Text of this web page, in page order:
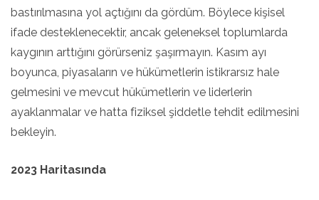
bastırılmasına yol açtığını da gördüm. Böylece kişisel
ifade desteklenecektir, ancak geleneksel toplumlarda
kaygının arttığını görürseniz şaşırmayın. Kasım ayı
boyunca, piyasaların ve hükümetlerin istikrarsız hale
gelmesini ve mevcut hükümetlerin ve liderlerin
ayaklanmalar ve hatta fiziksel şiddetle tehdit edilmesini
bekleyin.
2023 Haritasında